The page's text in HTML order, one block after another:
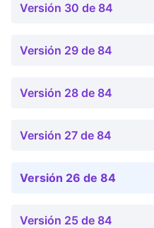
Versión 30 de 84
Versión 29 de 84
Versión 28 de 84
Versión 27 de 84
Versión 26 de 84
Versión 25 de 84